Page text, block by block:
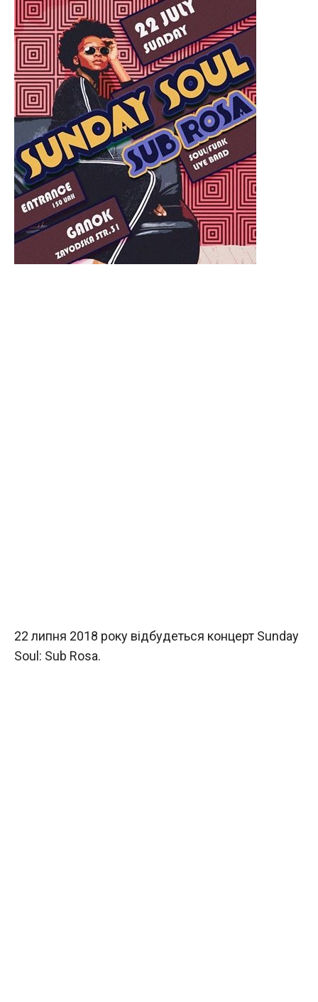
22 липня 2018 року відбудеться концерт Sunday
Soul: Sub Rosa.